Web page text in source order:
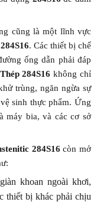
cũng là một lĩnh vực
. Các thiết bị chế
ống dẫn phải đáp
Thép 284S16 không chỉ
trùng, ngăn ngừa sự
sinh thực phẩm. Ứng
máy bia, và các cơ sở
284S16 còn mở
khoan ngoài khơi,
thiết bị khác phải chịu